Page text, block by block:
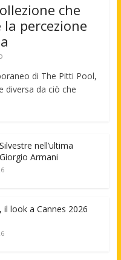
che
percezione
di The Pitti Pool,
diversa da ciò che
nell’ultima
Armani
il look a Cannes 2026